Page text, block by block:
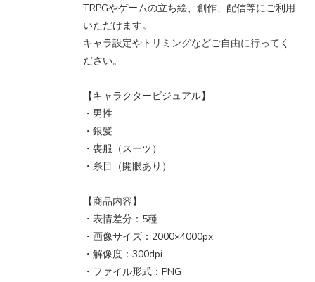
TRPGやゲームの立ち絵、創作、配信等にご利用
いただけます。
キャラ設定やトリミングなどご自由に行ってく
ださい。
【キャラクタービジュアル】
・男性
・銀髪
・喪服（スーツ）
・糸目（開眼あり）
【商品内容】
・表情差分：5種
・画像サイズ：2000×4000px
・解像度：300dpi
・ファイル形式：PNG